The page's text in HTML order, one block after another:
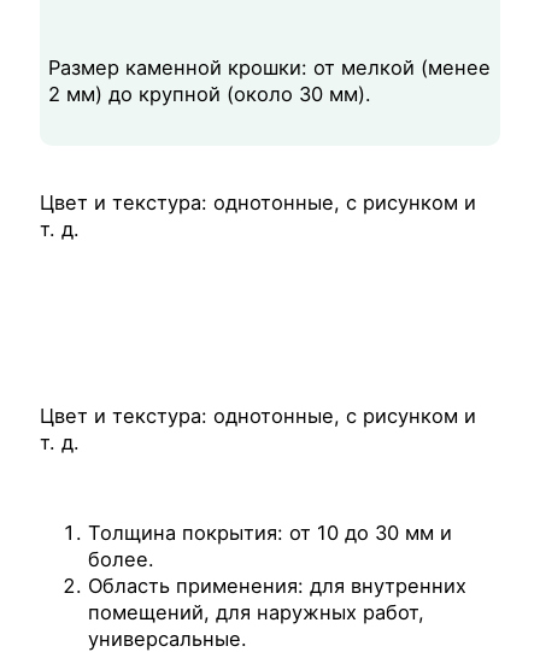
Размер каменной крошки: от мелкой (менее
2 мм) до крупной (около 30 мм).
Цвет и текстура: однотонные, с рисунком и
т. д.
Цвет и текстура: однотонные, с рисунком и
т. д.
Толщина покрытия: от 10 до 30 мм и
более.
Область применения: для внутренних
помещений, для наружных работ,
универсальные.